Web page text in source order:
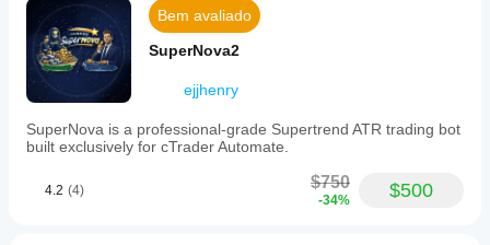
net
profit
of
61.5%,
profit
of
1.93,
win
rate
Bem avaliado
SuperNova2
ejjhenry
SuperNova is a professional-grade Supertrend ATR trading bot
built exclusively for cTrader Automate.
4.2 (4) $750
-34% $500